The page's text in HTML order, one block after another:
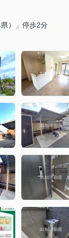
）」停歩2分